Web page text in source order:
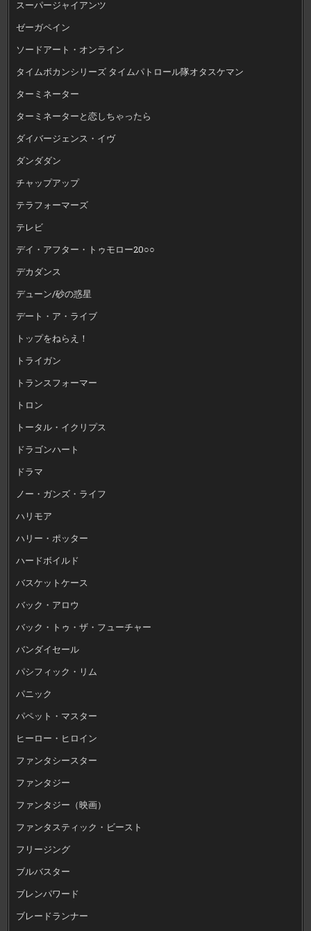
スーパージャイアンツ
ゼーガペイン
ソードアート・オンライン
タイムボカンシリーズ タイムパトロール隊オタスケマン
ターミネーター
ターミネーターと恋しちゃったら
ダイバージェンス・イヴ
ダンダダン
チャップアップ
テラフォーマーズ
テレビ
デイ・アフター・トゥモロー20○○
デカダンス
デューン/砂の惑星
デート・ア・ライブ
トップをねらえ！
トライガン
トランスフォーマー
トロン
トータル・イクリプス
ドラゴンハート
ドラマ
ノー・ガンズ・ライフ
ハリモア
ハリー・ポッター
ハードボイルド
バスケットケース
バック・アロウ
バック・トゥ・ザ・フューチャー
バンダイセール
パシフィック・リム
パニック
パペット・マスター
ヒーロー・ヒロイン
ファンタシースター
ファンタジー
ファンタジー（映画）
ファンタスティック・ビースト
フリージング
ブルバスター
ブレンパワード
ブレードランナー